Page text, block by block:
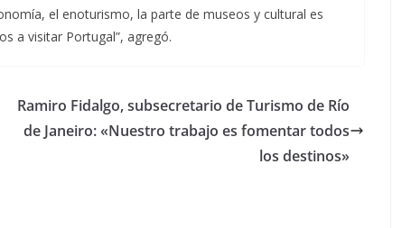
el enoturismo, la parte de museos y cultural es
a visitar Portugal”, agregó.
Ramiro Fidalgo, subsecretario de Turismo de Río
de Janeiro: «Nuestro trabajo es fomentar todos
los destinos»